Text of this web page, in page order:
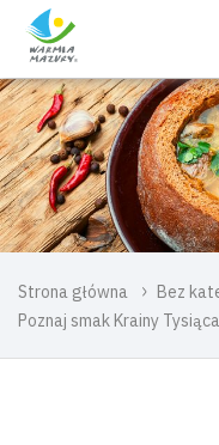
Skip
Strona główna
Bez
Poznaj smak Krainy